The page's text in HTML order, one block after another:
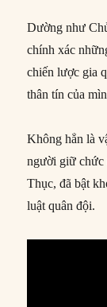
Dường như
chính xác
chiến lược gia
thân tín của
Không hẳn là
người giữ chức
Thục, đã bật
luật quân đội.